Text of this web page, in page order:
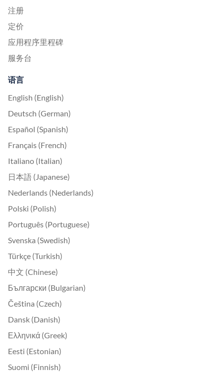
注册
定价
应用程序里程碑
服务台
语言
English (English)
Deutsch (German)
Español (Spanish)
Français (French)
Italiano (Italian)
日本語 (Japanese)
Nederlands (Nederlands)
Polski (Polish)
Português (Portuguese)
Svenska (Swedish)
Türkçe (Turkish)
中文 (Chinese)
Български (Bulgarian)
Čeština (Czech)
Dansk (Danish)
Ελληνικά (Greek)
Eesti (Estonian)
Suomi (Finnish)